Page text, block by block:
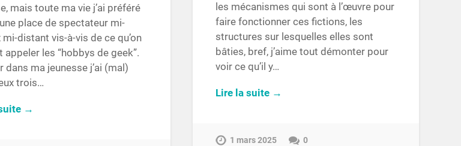
mais toute ma vie j’ai préféré
place de spectateur mi-
mi-distant vis-à-vis de ce qu’on
appeler les “hobbys de geek”.
dans ma jeunesse j’ai (mal)
trois…
→
les mécanismes qui sont à l’œuvre pour
faire fonctionner ces fictions, les
structures sur lesquelles elles sont
bâties, bref, j’aime tout démonter pour
voir ce qu’il y…
Lire la suite →
1 mars 2025 0